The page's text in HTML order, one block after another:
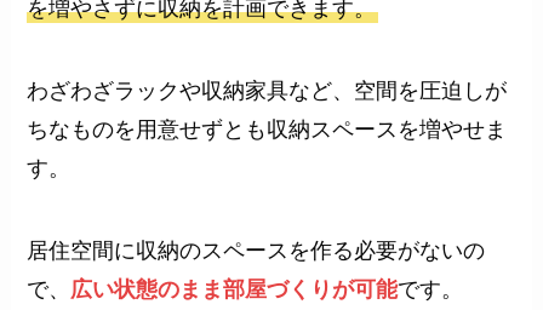
を増やさずに収納を計画できます。
わざわざラックや収納家具など、空間を圧迫しが
ちなものを用意せずとも収納スペースを増やせま
す。
居住空間に収納のスペースを作る必要がないの
で、 広い状態のまま部屋づくりが可能です。